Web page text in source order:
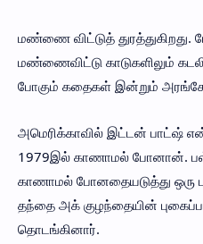
மண்ணை விட்டுத்
மண்ணைவிட்டு காடுகளிலும்
போகும் கதைகள் இன்றும்
அமெரிக்காவில் இட்டன் பாட்ஷ்
1979இல் காணாமல் போனான்.
காணாமல் போனதையடுத்து ஒரு
தந்தை அக் குழந்தையின்
தொடங்கினார்.